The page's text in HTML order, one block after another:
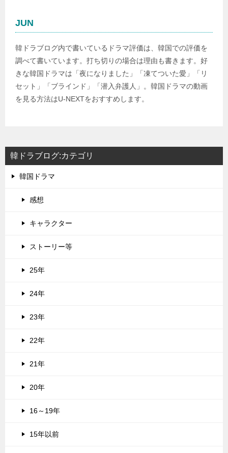
JUN
韓ドラブログ内で書いているドラマ評価は、韓国での評価を
調べて書いています。打ち切りの場合は理由も書きます。好
きな韓国ドラマは「夜になりました」「凍てついた愛」「リ
セット」「ブラインド」「潜入弁護人」。韓国ドラマの動画
を見る方法はU-NEXTをおすすめします。
韓ドラブログ:カテゴリ
韓国ドラマ
感想
キャラクター
ストーリー等
25年
24年
23年
22年
21年
20年
16～19年
15年以前